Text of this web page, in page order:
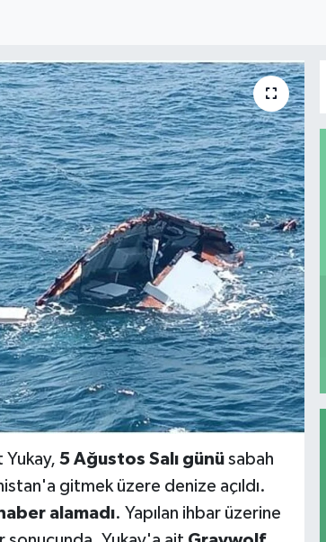
Yukay, 5 Ağustos Salı günüsabah
gitmek üzere denize açıldı.
alamadı. Yapılan ihbar üzerine